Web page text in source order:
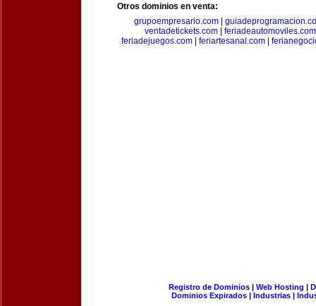
Otros dominios en venta:
grupoempresario.com|
ventadetickets.com| feriadeautomoviles.com
feriadejuegos.com| feriartesanal.com|
Registro de Dominios| Web Hosting |
Dominios Expirados | Industrias |